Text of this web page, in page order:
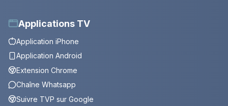
Applications TV
Application iPhone
Application Android
Extension Chrome
Chaîne Whatsapp
Suivre TVP sur Google